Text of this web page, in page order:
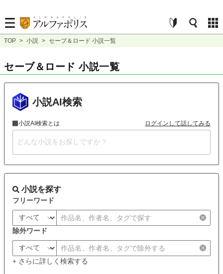
TOP > 小説 > セーブ＆ロード 小説一覧
セーブ＆ロード 小説一覧
小説AI検索
小説AI検索とは ログインして話してみる
小説を探す
フリーワード
除外ワード
+ さらに詳しく検索する